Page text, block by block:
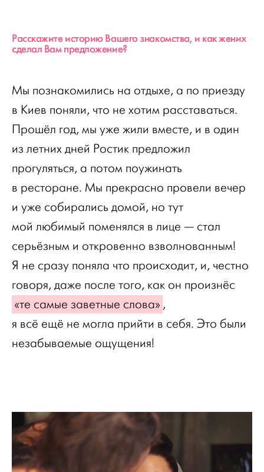
Расскажите историю Вашего знакомства, и как жених
сделал Вам предложение?
Мы познакомились на отдыхе, а по приезду
в Киев поняли, что не хотим расставаться.
Прошёл год, мы уже жили вместе, и в один
из летних дней Ростик предложил
прогуляться, а потом поужинать
в ресторане. Мы прекрасно провели вечер
и уже собирались домой, но тут
мой любимый поменялся в лице — стал
серьёзным и откровенно взволнованным!
Я не сразу поняла что происходит, и, честно
говоря, даже после того, как он произнёс
«те самые заветные слова» ,
я всё ещё не могла прийти в себя. Это были
незабываемые ощущения!